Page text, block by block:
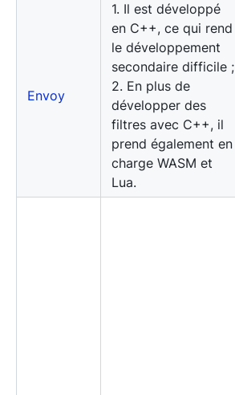
Envoy
1. Il est développé
en C++, ce qui rend
le développement
secondaire difficile ;
2. En plus de
développer des
filtres avec C++, il
prend également en
charge WASM et
Lua.